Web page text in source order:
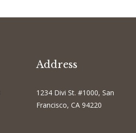
Address
1234 Divi St. #1000, San
Francisco, CA 94220